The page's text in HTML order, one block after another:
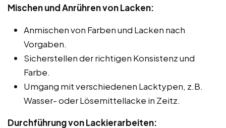
Mischen und Anrühren von Lacken:
Anmischen von Farben und Lacken nach
Vorgaben.
Sicherstellen der richtigen Konsistenz und
Farbe.
Umgang mit verschiedenen Lacktypen, z.B.
Wasser- oder Lösemittellacke in Zeitz.
Durchführung von Lackierarbeiten: